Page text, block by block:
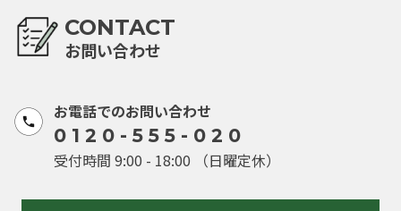
CONTACT
お問い合わせ
お電話でのお問い合わせ
0120-555-020
受付時間 9:00 - 18:00 （日曜定休）